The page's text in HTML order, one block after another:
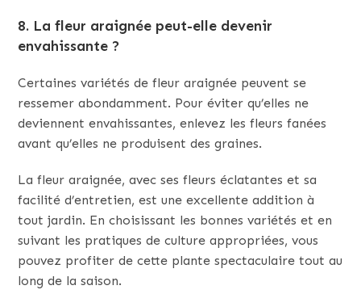
8. La fleur araignée peut-elle devenir
envahissante ?
Certaines variétés de fleur araignée peuvent se
ressemer abondamment. Pour éviter qu’elles ne
deviennent envahissantes, enlevez les fleurs fanées
avant qu’elles ne produisent des graines.
La fleur araignée, avec ses fleurs éclatantes et sa
facilité d’entretien, est une excellente addition à
tout jardin. En choisissant les bonnes variétés et en
suivant les pratiques de culture appropriées, vous
pouvez profiter de cette plante spectaculaire tout au
long de la saison.